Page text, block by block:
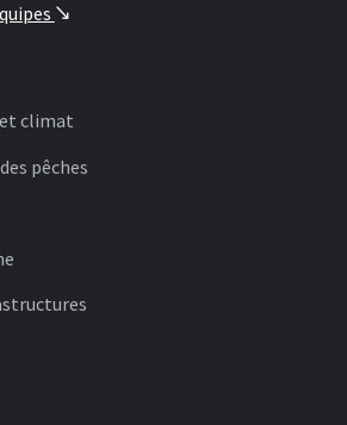
'
climat
pêches